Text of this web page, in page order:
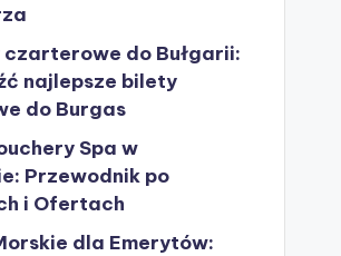
czarterowe do Bułgarii:
najlepsze bilety
do Burgas
Spa w
Przewodnik po
i Ofertach
dla Emerytów: